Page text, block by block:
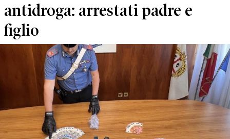
antidroga: arrestati padre e
figlio